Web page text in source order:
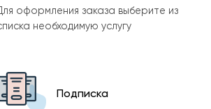
оформления заказа выберите из
необходимую услугу
Подписка